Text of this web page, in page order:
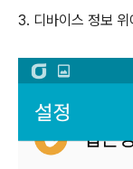
3. 디바이스 정보